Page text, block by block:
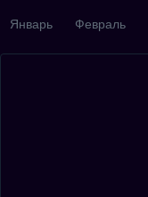
Январь Февраль